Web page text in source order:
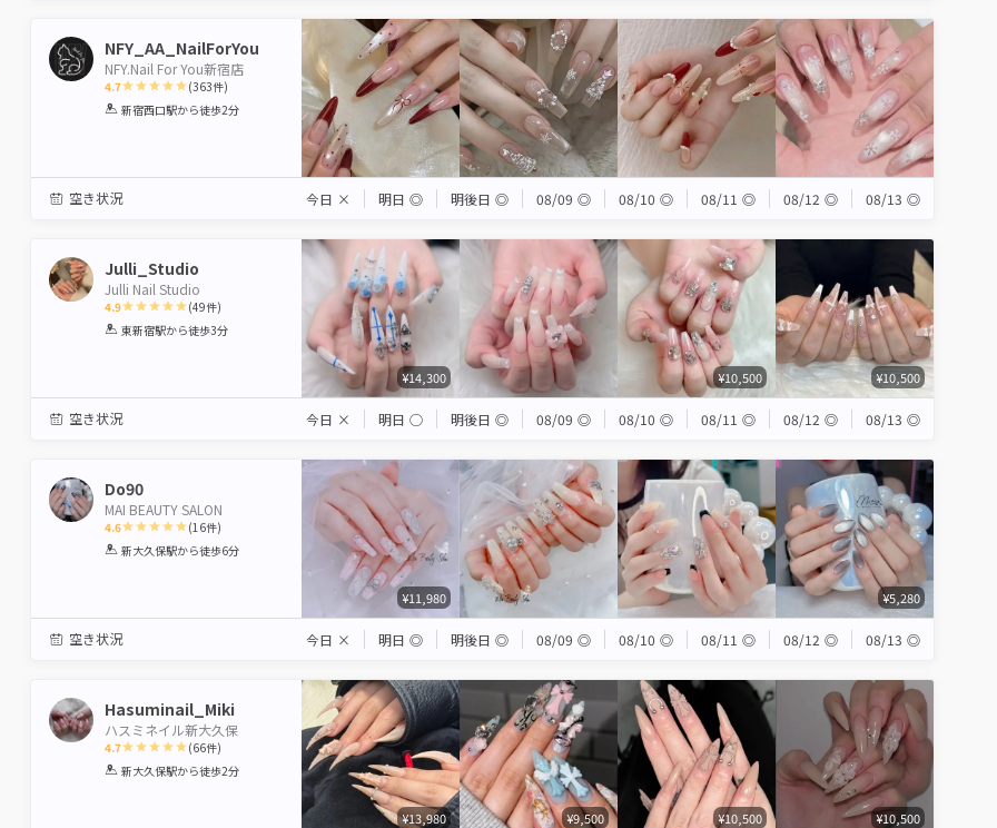
NFY_AA_NailForYou
NFY.Nail For You新宿店
4.7
1 2 3 4 5
(363件)
新宿西口駅から徒歩2分
空き状況 今日 × 明日 ◎ 明後日 ◎ 08/09 ◎ 08/10 ◎ 08/11 ◎ 08/12 ◎ 08/13 ◎
Julli_Studio
Julli Nail Studio
4.9
1 2 3 4 5
(49件)
東新宿駅から徒歩3分
¥14,300 ¥10,500 ¥10,500
空き状況 今日 × 明日 ◯ 明後日 ◎ 08/09 ◎ 08/10 ◎ 08/11 ◎ 08/12 ◎ 08/13 ◎
Do90
MAI BEAUTY SALON
4.6
1 2 3 4 5
(16件)
新大久保駅から徒歩6分
¥11,980 ¥5,280
空き状況 今日 × 明日 ◎ 明後日 ◎ 08/09 ◎ 08/10 ◎ 08/11 ◎ 08/12 ◎ 08/13 ◎
Hasuminail_Miki
ハスミネイル新大久保
4.7
1 2 3 4 5
(66件)
新大久保駅から徒歩2分
¥13,980 ¥9,500 ¥10,500 ¥10,500